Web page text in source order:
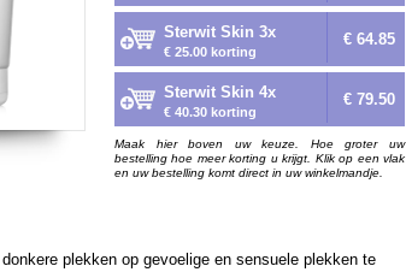
Sterwit Skin 3x
€ 25.00 korting
€ 64.85
Sterwit Skin 4x
€ 40.30 korting
€ 79.50
Maak hier boven uw keuze. Hoe groter uw
bestelling hoe meer korting u krijgt. Klik op een vlak
en uw bestelling komt direct in uw winkelmandje.
plekken op gevoelige en sensuele plekken te